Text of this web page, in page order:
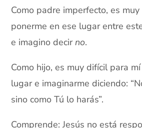
Como padre imperfecto, es
ponerme en ese lugar entre
e imagino decirno.
Como hijo, es muy difícil para
lugar e imaginarme diciendo:
sino como Tú lo harás”.
Comprende: Jesús no está